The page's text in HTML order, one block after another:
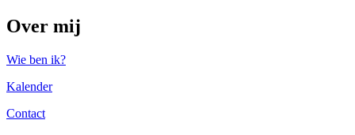
Over mij
Wie ben ik?
Kalender
Contact